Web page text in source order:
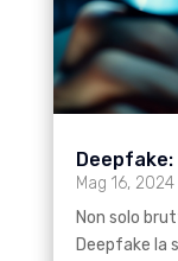
Deepfake:
Mag 16, 2024|
Non solo
Deepfake la